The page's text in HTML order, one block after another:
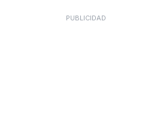
PUBLICIDAD